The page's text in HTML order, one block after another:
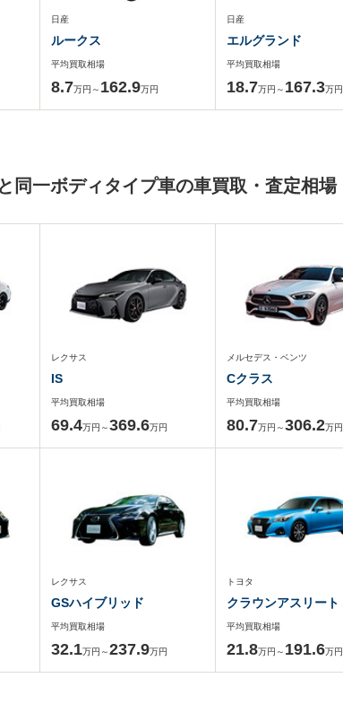
日産
ルークス
平均買取相場
8.7万円～ 162.9万円
日産
エルグランド
平均買取相場
18.7万円～ 167.3万円
同一ボディタイプ車の車買取・査定相場
レクサス
IS
平均買取相場
69.4万円～369.6万円
メルセデス・ベンツ
Cクラス
平均買取相場
80.7万円～306.2万円
レクサス
GSハイブリッド
平均買取相場
32.1万円～237.9万円
トヨタ
クラウンアスリート
平均買取相場
21.8万円～ 191.6万円